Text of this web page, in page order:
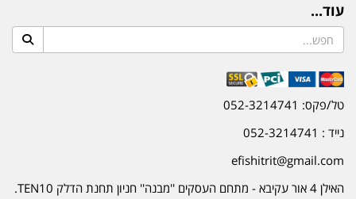
עוד...
טל/פקס: 052-3214741
נייד : 052-3214741
efishitrit@gmail.com
האילן 4 אור עקיבא - מתחם העסקים ''מבנה'' חניון תחנת הדלק TEN10.